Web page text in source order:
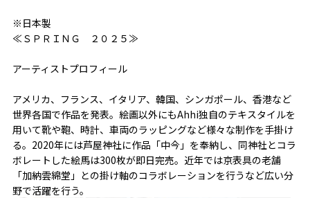
※日本製
≪ＳＰＲＩＮＧ ２０２５≫
アーティストプロフィール
アメリカ、フランス、イタリア、韓国、シンガポール、香港など
世界各国で作品を発表。絵画以外にもAhhi独自のテキスタイルを
用いて靴や鞄、時計、車両のラッピングなど様々な制作を手掛け
る。2020年には芦屋神社に作品「中今」を奉納し、同神社とコラ
ボレートした絵馬は300枚が即日完売。近年では京表具の老舗
「加納雲綿堂」との掛け軸のコラボレーションを行うなど広い分
野で活躍を行う。